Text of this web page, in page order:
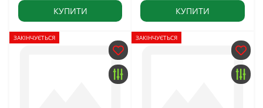
КУПИТИ КУПИТИ
ЗАКІНЧУЄТЬСЯ ЗАКІНЧУЄТЬСЯ